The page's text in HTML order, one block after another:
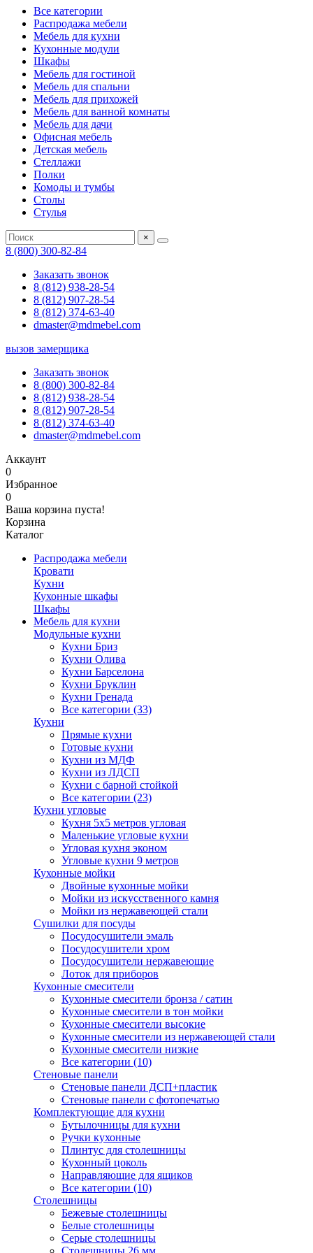
Все категории
Распродажа мебели
Мебель для кухни
Кухонные модули
Шкафы
Мебель для гостиной
Мебель для спальни
Мебель для прихожей
Мебель для ванной комнаты
Мебель для дачи
Офисная мебель
Детская мебель
Стеллажи
Полки
Комоды и тумбы
Столы
Стулья
×
8 (800) 300-82-84
Заказать звонок
8 (812) 938-28-54
8 (812) 907-28-54
8 (812) 374-63-40
dmaster@mdmebel.com
вызов замерщика
Заказать звонок
8 (800) 300-82-84
8 (812) 938-28-54
8 (812) 907-28-54
8 (812) 374-63-40
dmaster@mdmebel.com
Аккаунт
0
Избранное
0
Ваша корзина пуста!
Корзина
Каталог
Распродажа мебели
Кровати
Кухни
Кухонные шкафы
Шкафы
Мебель для кухни
Модульные кухни
Кухни Бриз
Кухни Олива
Кухни Барселона
Кухни Бруклин
Кухни Гренада
Все категории (33)
Кухни
Прямые кухни
Готовые кухни
Кухни из МДФ
Кухни из ЛДСП
Кухни с барной стойкой
Все категории (23)
Кухни угловые
Кухня 5х5 метров угловая
Маленькие угловые кухни
Угловая кухня эконом
Угловые кухни 9 метров
Кухонные мойки
Двойные кухонные мойки
Мойки из искусственного камня
Мойки из нержавеющей стали
Сушилки для посуды
Посудосушители эмаль
Посудосушители хром
Посудосушители нержавеющие
Лоток для приборов
Кухонные смесители
Кухонные смесители бронза / сатин
Кухонные смесители в тон мойки
Кухонные смесители высокие
Кухонные смесители из нержавеющей стали
Кухонные смесители низкие
Все категории (10)
Стеновые панели
Стеновые панели ДСП+пластик
Стеновые панели с фотопечатью
Комплектующие для кухни
Бутылочницы для кухни
Ручки кухонные
Плинтус для столешницы
Кухонный цоколь
Направляющие для ящиков
Все категории (10)
Столешницы
Бежевые столешницы
Белые столешницы
Серые столешницы
Столешницы 26 мм